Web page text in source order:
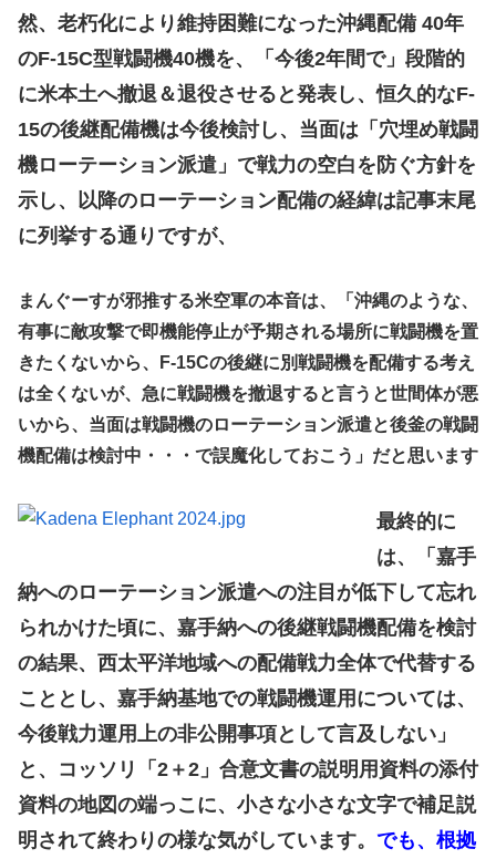
然、老朽化により維持困難になった沖縄配備 40年
のF-15C型戦闘機40機を、「今後2年間で」段階的
に米本土へ撤退＆退役させると発表し、恒久的なF-
15の後継配備機は今後検討し、当面は「穴埋め戦闘
機ローテーション派遣」で戦力の空白を防ぐ方針を
示し、以降のローテーション配備の経緯は記事末尾
に列挙する通りですが、
まんぐーすが邪推する米空軍の本音は、「沖縄のような、
有事に敵攻撃で即機能停止が予期される場所に戦闘機を置
きたくないから、F-15Cの後継に別戦闘機を配備する考え
は全くないが、急に戦闘機を撤退すると言うと世間体が悪
いから、当面は戦闘機のローテーション派遣と後釜の戦闘
機配備は検討中・・・で誤魔化しておこう」だと思います
最終的に
は、「嘉手
納へのローテーション派遣への注目が低下して忘れ
られかけた頃に、嘉手納への後継戦闘機配備を検討
の結果、西太平洋地域への配備戦力全体で代替する
こととし、嘉手納基地での戦闘機運用については、
今後戦力運用上の非公開事項として言及しない」
と、コッソリ「2＋2」合意文書の説明用資料の添付
資料の地図の端っこに、小さな小さな文字で補足説
明されて終わりの様な気がしています。 でも、根拠